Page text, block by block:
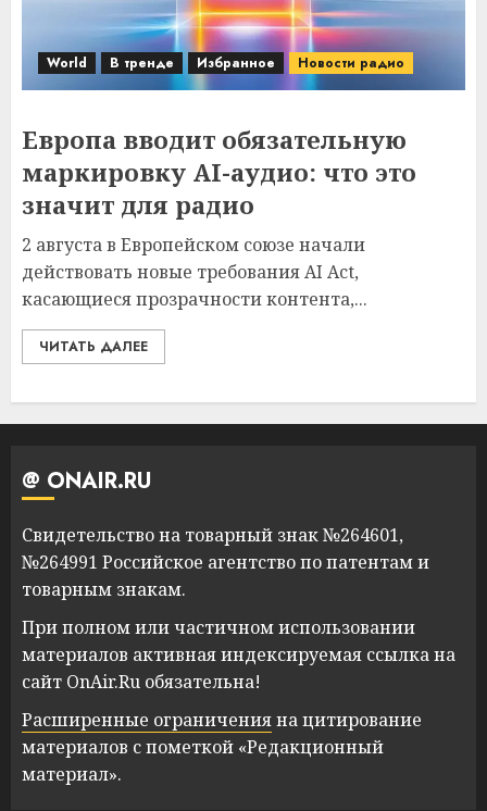
World В тренде Избранное Новости радио
Европа вводит обязательную
маркировку AI-аудио: что это
значит для радио
2 августа в Европейском союзе начали
действовать новые требования AI Act,
касающиеся прозрачности контента,...
ЧИТАТЬ ДАЛЕЕ
@ ONAIR.RU
Свидетельство на товарный знак №264601,
№264991 Российское агентство по патентам и
товарным знакам.
При полном или частичном использовании
материалов активная индексируемая ссылка на
сайт OnAir.Ru обязательна!
Расширенные ограниченияна цитирование
материалов с пометкой «Редакционный
материал».